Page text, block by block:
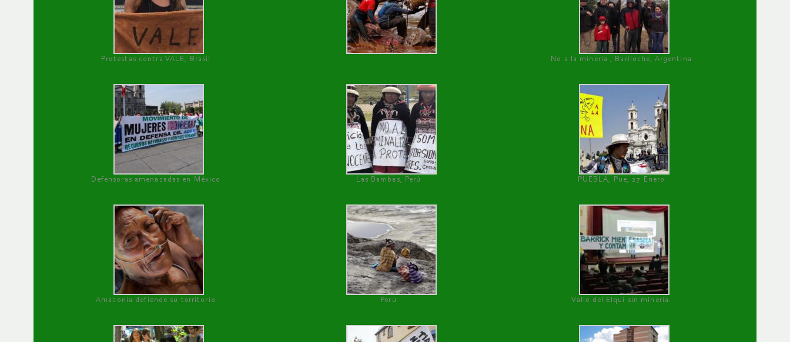
Protestas contra VALE, Brasil No a la minería , Bariloche, Argentina
Defensoras amenazadas en México Las Bambas, Perú PUEBLA, Pue, 27 Enero
Amazonía defiende su territorio Perú Valle del Elqui sin minería.